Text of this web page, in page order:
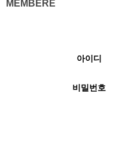
MEMBERE
아이디
비밀번호